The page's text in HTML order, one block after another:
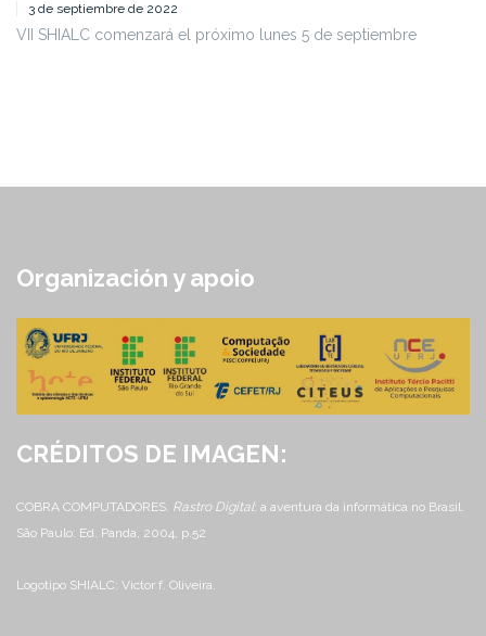
3 de septiembre de 2022
VII SHIALC comenzará el próximo lunes 5 de septiembre
Organización y apoio
CRÉDITOS DE IMAGEN:
COBRA COMPUTADORES. Rastro Digital: a aventura da informática no Brasil.
São Paulo: Ed. Panda, 2004, p.52
Logotipo SHIALC: Victor f. Oliveira.